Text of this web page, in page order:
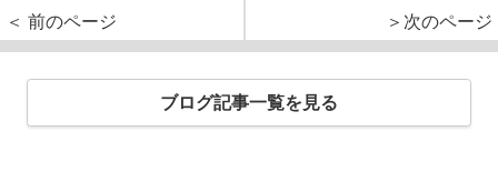
＜ 前のページ
＞次のページ
ブログ記事一覧を見る